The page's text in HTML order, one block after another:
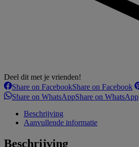
Deel dit met je vrienden!
Share on FacebookShare on Facebook
Share on WhatsAppShare on WhatsApp
Beschrijving
Aanvullende informatie
Beschrijving